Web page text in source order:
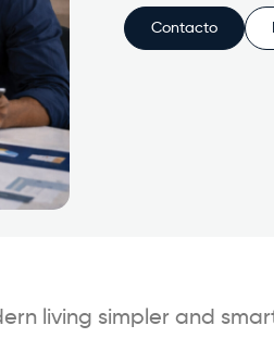
Contacto
living simpler and